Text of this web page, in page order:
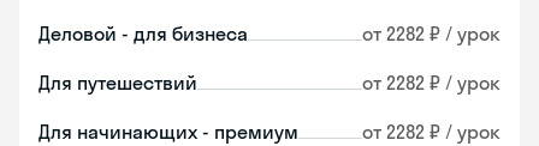
Деловой - для бизнеса от 2282 ₽ / урок
Для путешествий от 2282 ₽ / урок
Для начинающих - премиум от 2282 ₽ / урок